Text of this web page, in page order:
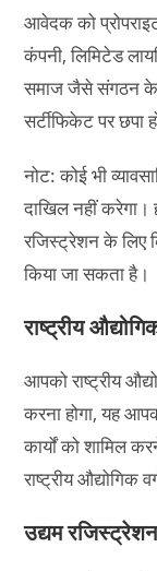
आवेदक को
कंपनी, लिमिटेड
समाज जैसे संगठन के
सर्टीफिकेट पर छपा
नोट: कोई भी
दाखिल नहीं करेगा।
रजिस्ट्रेशन के लिए
किया जा सकता है।
राष्ट्रीय
आपको राष्ट्रीय
करना होगा, यह
कार्यों को शामिल
राष्ट्रीय
उद्यम